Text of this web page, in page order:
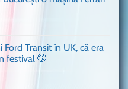
Transit în UK, că era
festival 🤭